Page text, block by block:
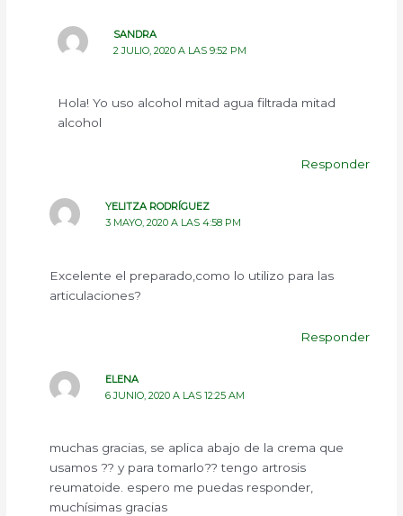
SANDRA
2 JULIO, 2020 A LAS 9:52 PM
Hola! Yo uso alcohol mitad agua filtrada mitad
alcohol
Responder
YELITZA RODRÍGUEZ
3 MAYO, 2020 A LAS 4:58 PM
Excelente el preparado,como lo utilizo para las
articulaciones?
Responder
ELENA
6 JUNIO, 2020 A LAS 12:25 AM
muchas gracias, se aplica abajo de la crema que
usamos ?? y para tomarlo?? tengo artrosis
reumatoide. espero me puedas responder,
muchísimas gracias